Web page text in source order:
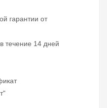
гарантии от
течение 14 дней